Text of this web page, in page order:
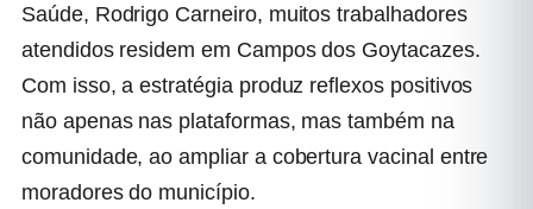
Saúde, Rodrigo Carneiro, muitos trabalhadores
atendidos residem em Campos dos Goytacazes.
Com isso, a estratégia produz reflexos positivos
não apenas nas plataformas, mas também na
comunidade, ao ampliar a cobertura vacinal entre
moradores do município.